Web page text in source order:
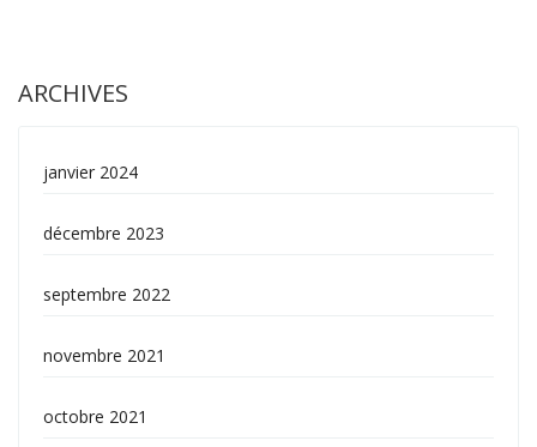
ARCHIVES
janvier 2024
décembre 2023
septembre 2022
novembre 2021
octobre 2021